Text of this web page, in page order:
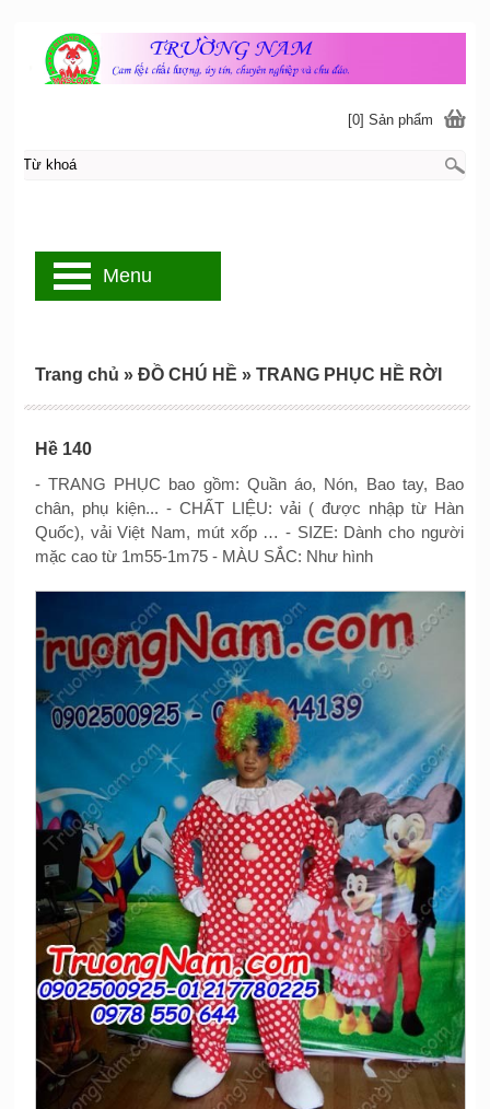
Hề 140
- TRANG PHỤC bao gồm: Quần áo, Nón, Bao tay, Bao
chân, phụ kiện... - CHẤT LIỆU: vải ( được nhập từ Hàn
Quốc), vải Việt Nam, mút xốp … - SIZE: Dành cho người
mặc cao từ 1m55-1m75 - MÀU SẮC: Như hình
Trang chủ » ĐỒ CHÚ HỀ » TRANG PHỤC HỀ RỜI
[0] Sản phẩm
Menu